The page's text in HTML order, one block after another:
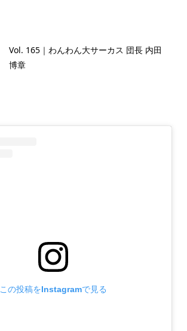
Vol. 165｜わんわん大サーカス 団長 内田
博章
この投稿をInstagramで見る